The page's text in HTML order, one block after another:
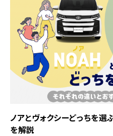
ノアとヴォクシーどっちを
を解説